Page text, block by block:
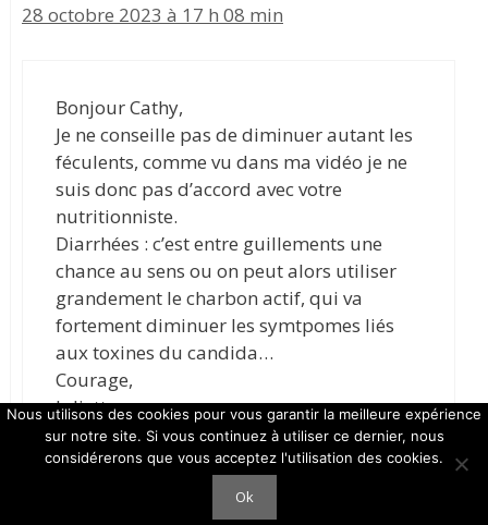
28 octobre 2023 à 17 h 08 min
Bonjour Cathy,
Je ne conseille pas de diminuer autant les
féculents, comme vu dans ma vidéo je ne
suis donc pas d’accord avec votre
nutritionniste.
Diarrhées : c’est entre guillements une
chance au sens ou on peut alors utiliser
grandement le charbon actif, qui va
fortement diminuer les symtpomes liés
aux toxines du candida…
Courage,
Juliette
Nous utilisons des cookies pour vous garantir la meilleure expérience
sur notre site. Si vous continuez à utiliser ce dernier, nous
considérerons que vous acceptez l'utilisation des cookies.
Ok